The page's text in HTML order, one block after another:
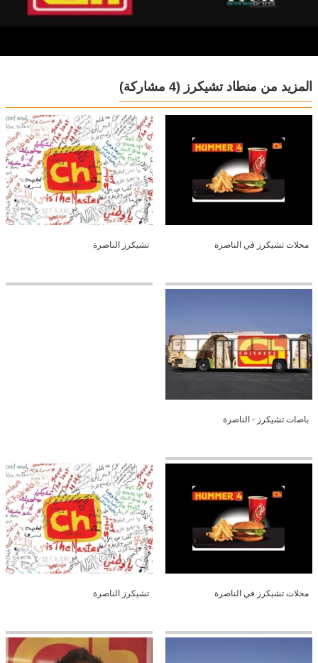
المزيد من منطاد تشيكرز (4 مشاركة)
محلات تشيكرز في الناصرة تشيكرز الناصرة
باصات تشيكرز - الناصرة
محلات تشيكرز في الناصرة تشيكرز الناصرة